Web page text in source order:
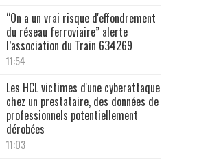
“On a un vrai risque d'effondrement
du réseau ferroviaire” alerte
l’association du Train 634269
11:54
Les HCL victimes d'une cyberattaque
chez un prestataire, des données de
professionnels potentiellement
dérobées
11:03